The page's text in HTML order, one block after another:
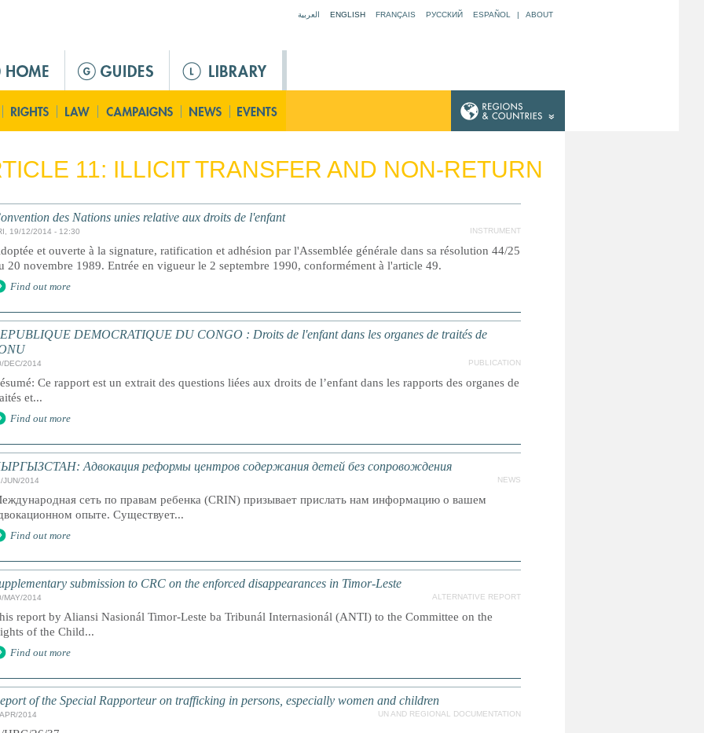
العربية ENGLISH FRANÇAIS РУССКИЙ ESPAÑOL | ABOUT
11: ILLICIT TRANSFER AND NON-RETURN
des Nations unies relative aux droits de l'enfant
19/12/2014 - 12:30 INSTRUMENT
et ouverte à la signature, ratification et adhésion par l'Assemblée générale dans sa résolution 44/25
20 novembre 1989. Entrée en vigueur le 2 septembre 1990, conformément à l'article 49.
Find out more
DEMOCRATIQUE DU CONGO : Droits de l'enfant dans les organes de traités de
DEC/2014 PUBLICATION
Ce rapport est un extrait des questions liées aux droits de l’enfant dans les rapports des organes de
et...
Find out more
Адвокация реформы центров содержания детей без сопровождения
JUN/2014 NEWS
сеть по правам ребенка (CRIN) призывает прислать нам информацию о вашем
опыте. Существует...
Find out more
submission to CRC on the enforced disappearances in Timor-Leste
MAY/2014 ALTERNATIVE REPORT
report by Aliansi Nasionál Timor-Leste ba Tribunál Internasionál (ANTI) to the Committee on the
of the Child...
Find out more
of the Special Rapporteur on trafficking in persons, especially women and children
2014 UN AND REGIONAL DOCUMENTATION